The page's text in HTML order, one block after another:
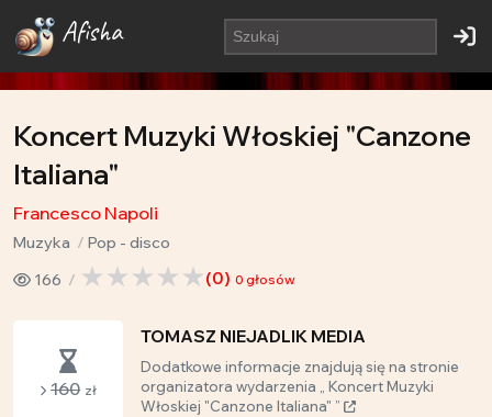
Afisha
Koncert Muzyki Włoskiej "Canzone
Italiana"
Francesco Napoli
Muzyka
Pop - disco
166
(0) 0 głosów
160 zł
TOMASZ NIEJADLIK MEDIA
Dodatkowe informacje znajdują się na stronie
organizatora wydarzenia „ Koncert Muzyki
Włoskiej "Canzone Italiana" ”